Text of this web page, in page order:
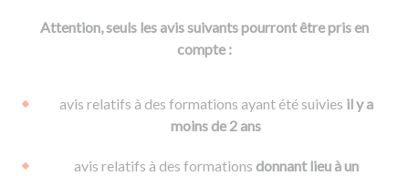
Attention, seuls les avis suivants pourront être pris en
compte :
avis relatifs à des formations ayant été suivies il y a
moins de 2 ans
avis relatifs à des formations donnant lieu à un